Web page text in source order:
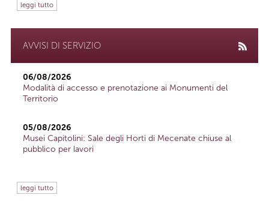
leggi tutto
AVVISI DI SERVIZIO
06/08/2026
Modalità di accesso e prenotazione ai Monumenti del
Territorio
05/08/2026
Musei Capitolini: Sale degli Horti di Mecenate chiuse al
pubblico per lavori
leggi tutto